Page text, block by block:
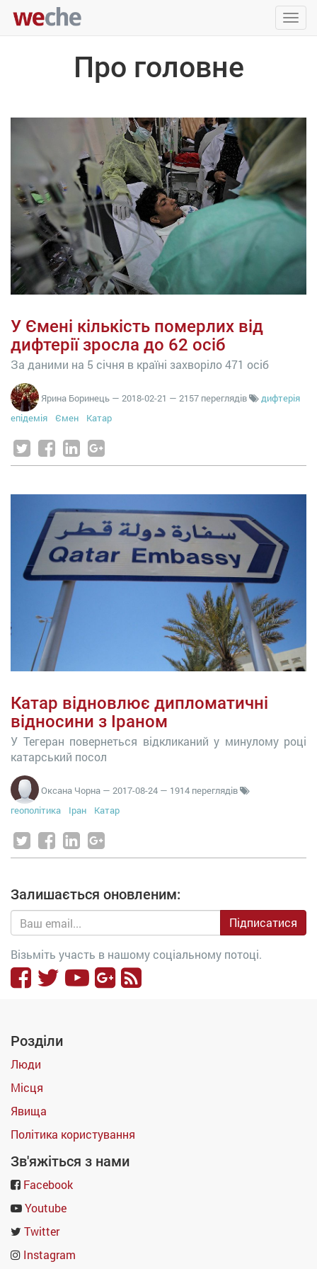
Про головне
У Ємені кількість померлих від
дифтерії зросла до 62 осіб
За даними на 5 січня в країні захворіло 471 осіб
Ярина Боринець — 2018-02-21 — 2157 переглядів
дифтерія
епідемія
Ємен Катар
Катар відновлює дипломатичні
відносини з Іраном
У Тегеран повернеться відкликаний у минулому році
катарський посол
Оксана Чорна — 2017-08-24 — 1914 переглядів
геополітика
Іран Катар
Залишається оновленим:
Підписатися
Візьміть участь в нашому соціальному потоці.
Розділи
Люди
Місця
Явища
Політика користування
Зв'яжіться з нами
Facebook
Youtube
Twitter
Instagram